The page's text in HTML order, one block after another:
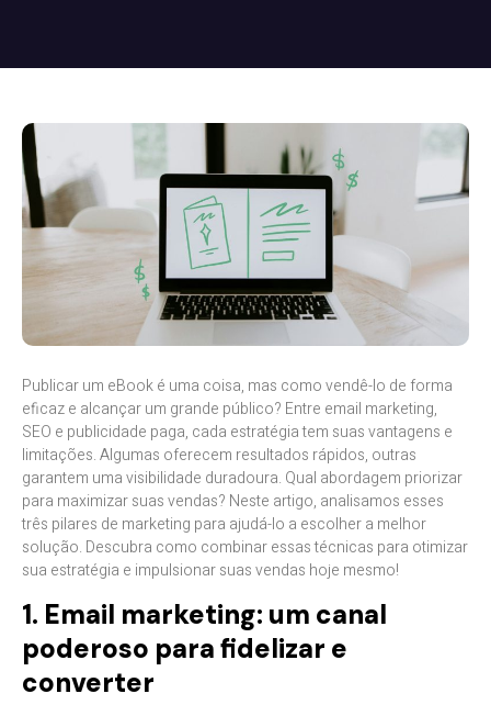
Publicar um eBook é uma coisa, mas como vendê-lo de forma
eficaz e alcançar um grande público? Entre email marketing,
SEO e publicidade paga, cada estratégia tem suas vantagens e
limitações. Algumas oferecem resultados rápidos, outras
garantem uma visibilidade duradoura. Qual abordagem priorizar
para maximizar suas vendas? Neste artigo, analisamos esses
três pilares de marketing para ajudá-lo a escolher a melhor
solução. Descubra como combinar essas técnicas para otimizar
sua estratégia e impulsionar suas vendas hoje mesmo!
1. Email marketing: um canal
poderoso para fidelizar e
converter